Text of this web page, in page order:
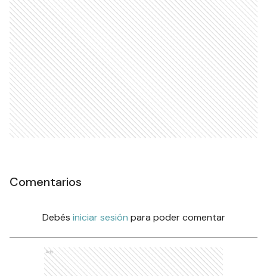
Comentarios
Debés iniciar sesión para poder comentar
Ads